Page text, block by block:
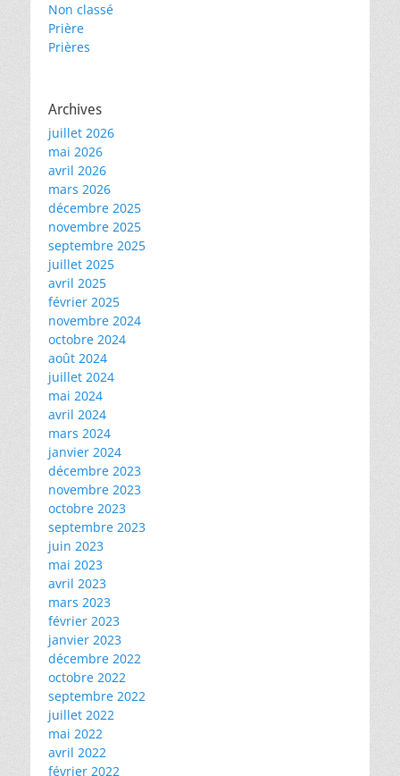
Non classé
Prière
Prières
Archives
juillet 2026
mai 2026
avril 2026
mars 2026
décembre 2025
novembre 2025
septembre 2025
juillet 2025
avril 2025
février 2025
novembre 2024
octobre 2024
août 2024
juillet 2024
mai 2024
avril 2024
mars 2024
janvier 2024
décembre 2023
novembre 2023
octobre 2023
septembre 2023
juin 2023
mai 2023
avril 2023
mars 2023
février 2023
janvier 2023
décembre 2022
octobre 2022
septembre 2022
juillet 2022
mai 2022
avril 2022
février 2022